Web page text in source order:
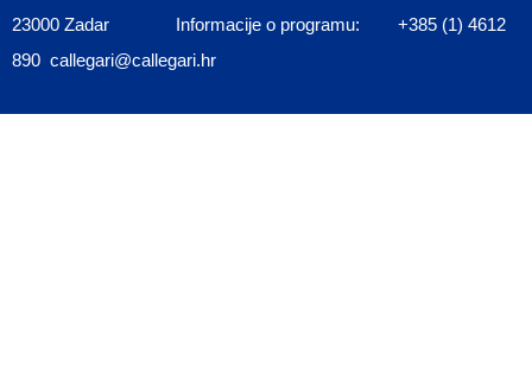
23000 Zadar Informacije o programu: +385 (1) 4612
890 callegari@callegari.hr